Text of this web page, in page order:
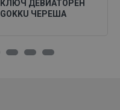
КЛЮЧ ДЕВИАТОРЕН
GOKKU ЧЕРЕША